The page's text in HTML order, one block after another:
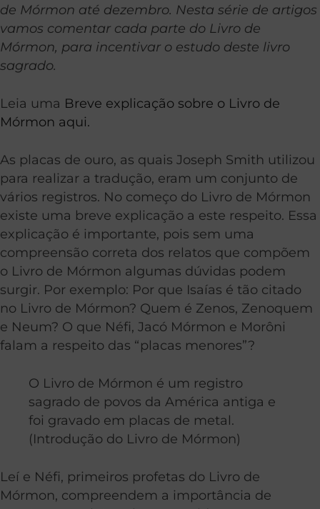
de Mórmon até dezembro. Nesta série de artigos
vamos comentar cada parte do Livro de
Mórmon, para incentivar o estudo deste livro
sagrado.
Leia uma Breve explicação sobre o Livro de
Mórmon aqui.
As placas de ouro, as quais Joseph Smith utilizou
para realizar a tradução, eram um conjunto de
vários registros. No começo do Livro de Mórmon
existe uma breve explicação a este respeito. Essa
explicação é importante, pois sem uma
compreensão correta dos relatos que compõem
o Livro de Mórmon algumas dúvidas podem
surgir. Por exemplo: Por que Isaías é tão citado
no Livro de Mórmon? Quem é Zenos, Zenoquem
e Neum? O que Néfi, Jacó Mórmon e Morôni
falam a respeito das “placas menores”?
O Livro de Mórmon é um registro
sagrado de povos da América antiga e
foi gravado em placas de metal.
(Introdução do Livro de Mórmon)
Leí e Néfi, primeiros profetas do Livro de
Mórmon, compreendem a importância de